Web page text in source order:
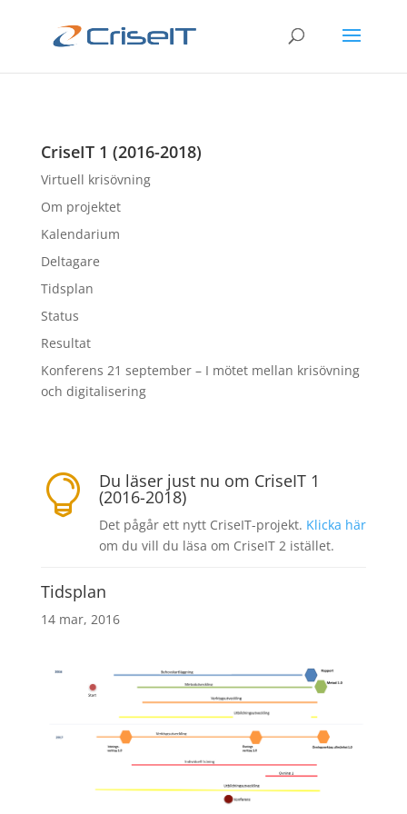
CriseIT 1 (2016-2018)
Virtuell krisövning
Om projektet
Kalendarium
Deltagare
Tidsplan
Status
Resultat
Konferens 21 september – I mötet mellan krisövning
och digitalisering
 Du läser just nu om CriseIT 1
(2016-2018)
Det pågår ett nytt CriseIT-projekt. Klicka här
om du vill du läsa om CriseIT 2 istället.
Tidsplan
14 mar, 2016